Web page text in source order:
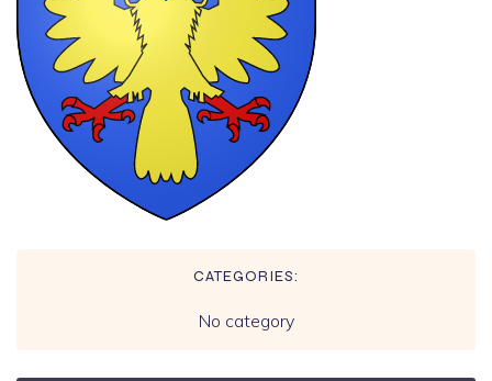
CATEGORIES:
No category